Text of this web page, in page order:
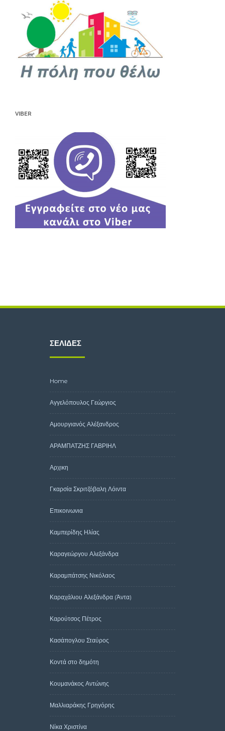
VIBER
ΣΕΛΊΔΕΣ
Home
Αγγελόπουλος Γεώργιος
Αμουργιανός Αλέξανδρος
ΑΡΑΜΠΑΤΖΗΣ ΓΑΒΡΙΗΛ
Αρχικη
Γκαρσία Σκριτζόβαλη Λόιντα
Επικοινωνια
Καμπερίδης Ηλίας
Καραγεώργου Αλεξάνδρα
Καραμπάτσης Νικόλαος
Καραχάλιου Αλεξάνδρα (Άντα)
Καρούτσος Πέτρος
Κασάπογλου Σταύρος
Κοντά στο δημότη
Κουμανάκος Αντώνης
Μαλλιαράκης Γρηγόρης
Νίκα Χριστίνα